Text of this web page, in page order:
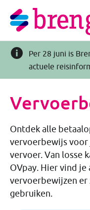
Per 28 juni is
actuele
RRReis.nl >>
Ontdek alle
vervoerbewijs
vervoer. Van losse
OVpay. Hier vind
vervoerbewijzen er
gebruiken.